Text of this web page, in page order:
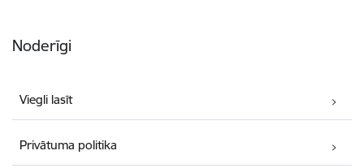
Noderīgi
Viegli lasīt
Privātuma politika